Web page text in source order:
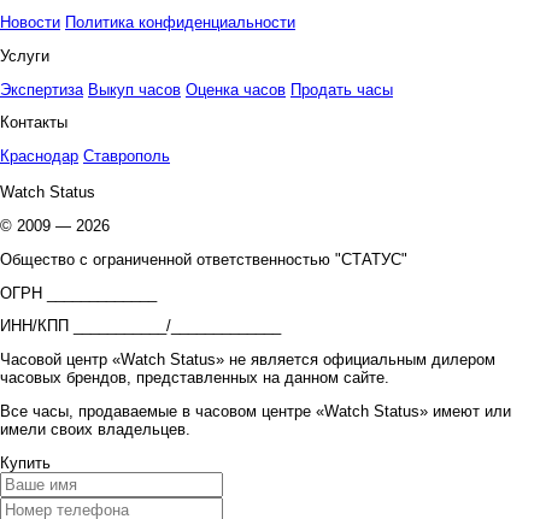
Новости Политика конфиденциальности
Услуги
Экспертиза Выкуп часов Оценка часов Продать часы
Контакты
Краснодар Ставрополь
Watch Status
© 2009 — 2026
Общество с ограниченной ответственностью "СТАТУС"
ОГРН _____________
ИНН/КПП ___________/_____________
Часовой центр «Watch Status» не является официальным дилером
часовых брендов, представленных на данном сайте.
Все часы, продаваемые в часовом центре «Watch Status» имеют или
имели своих владельцев.
Купить